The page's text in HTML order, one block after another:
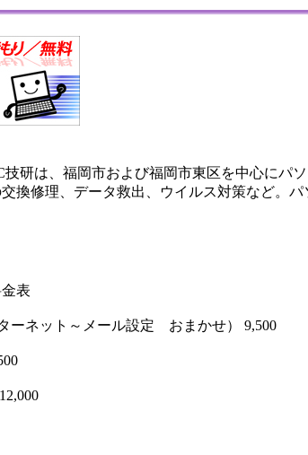
技研は、福岡市および福岡市東区を中心に
換修理、データ救出、ウイルス対策など。
表
ーネット～メール設定 おまかせ） 9,500